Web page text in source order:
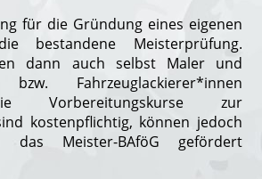
für die Gründung eines eigenen
bestandene Meisterprüfung.
dann auch selbst Maler und
bzw. Fahrzeuglackierer*innen
Vorbereitungskurse zur
kostenpflichtig, können jedoch
das Meister-BAföG gefördert